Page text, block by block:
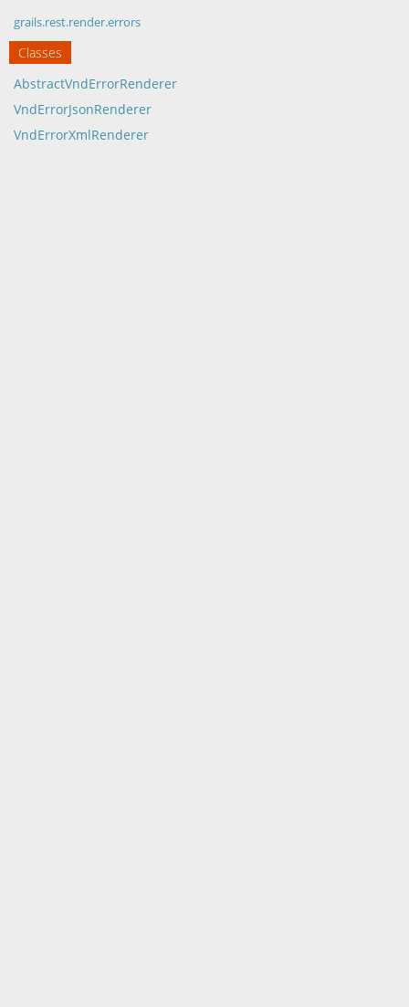
grails.rest.render.errors
Classes
AbstractVndErrorRenderer
VndErrorJsonRenderer
VndErrorXmlRenderer